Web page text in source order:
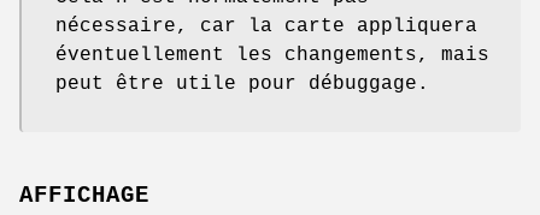
nécessaire, car la carte appliquera
éventuellement les changements, mais
peut être utile pour débuggage.
AFFICHAGE